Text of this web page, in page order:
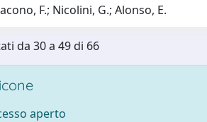
F.; Nicolini, G.; Alonso, E.
da 30 a 49 di 66
aperto